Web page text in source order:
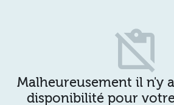
content_paste_off
Malheureusement il n'y
disponibilité pour